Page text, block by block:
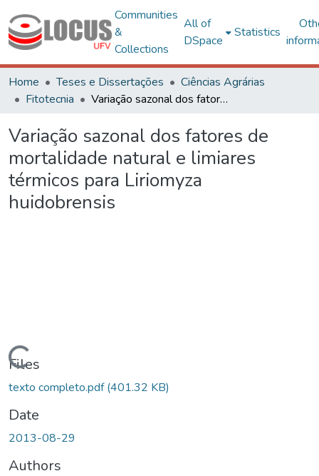
Communities
&
Collections
All of
DSpace
Statistics
Home Teses e Dissertações
Ciências Agrárias
Fitotecnia
Variação sazonal dos fatores de mortalidade natural e limiares térmicos para Liriomyza huidobrensis
Variação sazonal dos fatores de
mortalidade natural e limiares
térmicos para Liriomyza
huidobrensis
Files
texto completo.pdf(401.32 KB)
Date
2013-08-29
Authors